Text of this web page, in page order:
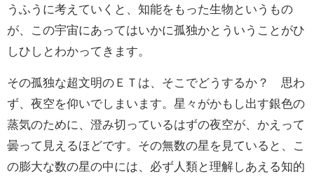
うふうに考えていくと、知能をもった生物というもの
が、この宇宙にあってはいかに孤独かとういうことがひ
しひしとわかってきます。
その孤独な超文明のＥＴは、そこでどうするか？ 思わ
ず、夜空を仰いでしまいます。星々がかもし出す銀色の
蒸気のために、澄み切っているはずの夜空が、かえって
曇って見えるほどです。その無数の星を見ていると、こ
の膨大な数の星の中には、必ず人類と理解しあえる知的